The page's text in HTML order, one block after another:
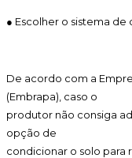
● Escolher o sistema
De acordo com a
(Embrapa), caso o
produtor não consiga
opção de
condicionar o solo para